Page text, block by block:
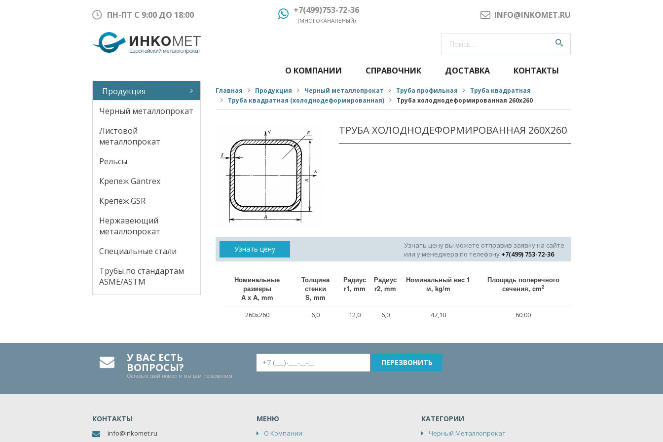
ПН-ПТ С 9:00 ДО 18:00 +7(499)753-72-36
(МНОГОКАНАЛЬНЫЙ)
INFO@INKOMET.RU
Продукция
Черный металлопрокат
Листовой
металлопрокат
Рельсы
Крепеж Gantrex
Крепеж GSR
Нержавеющий
металлопрокат
Специальные стали
Трубы по стандартам
ASME/ASTM
О КОМПАНИИ СПРАВОЧНИК ДОСТАВКА КОНТАКТЫ
Главная Продукция Черный металлопрокат Труба профильная
Труба квадратная
Труба квадратная (холоднодеформированная)
Труба холоднодеформированная 260x260
ТРУБА ХОЛОДНОДЕФОРМИРОВАННАЯ 260X260
Узнать цену
Узнать цену вы можете отправив заявку на сайте
или у менеджера по телефону +7(499) 753-72-36
Номинальные
размеры
A x A, mm
Толщина
стенки
S, mm
Радиус
r1, mm
Радиус
r2, mm
Номинальный веc 1
м, kg/m
Площадь поперечного
сечения, cm2
260x260 6,0 12,0 6,0 47,10 60,00
У ВАС ЕСТЬ
ВОПРОСЫ?
Оставьте свой номер и мы вам перезвоним
КОНТАКТЫ
info@inkomet.ru
МЕНЮ
О Компании
КАТЕГОРИИ
Черный Металлопрокат